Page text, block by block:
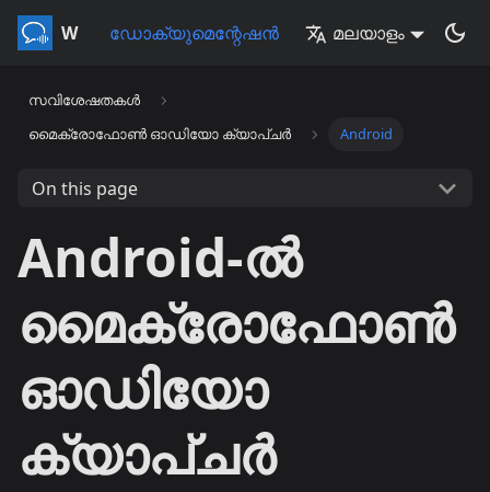
Whisperr ഡോക്യുമെന്റേഷൻ മലയാളം
സവിശേഷതകൾ
മൈക്രോഫോൺ ഓഡിയോ ക്യാപ്‌ചർ
Android
On this page
Android-ൽ
മൈക്രോഫോൺ
ഓഡിയോ
ക്യാപ്ചർ